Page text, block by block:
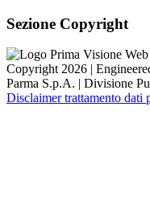
Sezione Copyright
Copyright 2026 |
Parma S.p.A. | Divisione
Disclaimer trattamento dati